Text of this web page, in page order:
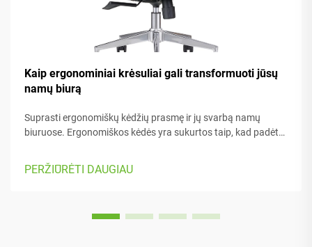
Kaip ergonominiai krėsuliai gali transformuoti jūsų
namų biurą
Suprasti ergonomiškų kėdžių prasmę ir jų svarbą namų
biuruose. Ergonomiškos kėdės yra sukurtos taip, kad padėtų
reguliuojamų dalių, kurios tinka skirtingam kūno tipui bei
pageidavimams. Daugelyje modelių yra...
PERŽIŪRĖTI DAUGIAU